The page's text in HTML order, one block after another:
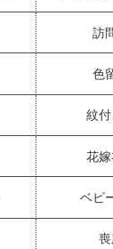
訪
色
紋
花
ベビ